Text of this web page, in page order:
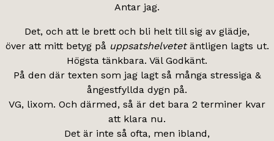
Antar jag.
Det, och att le brett och bli helt till sig av glädje,
över att mitt betyg på uppsatshelvetetäntligen lagts ut.
Högsta tänkbara. Väl Godkänt.
På den där texten som jag lagt så många stressiga &
ångestfyllda dygn på.
VG, lixom. Och därmed, så är det bara 2 terminer kvar
att klara nu.
Det är inte så ofta, men ibland,